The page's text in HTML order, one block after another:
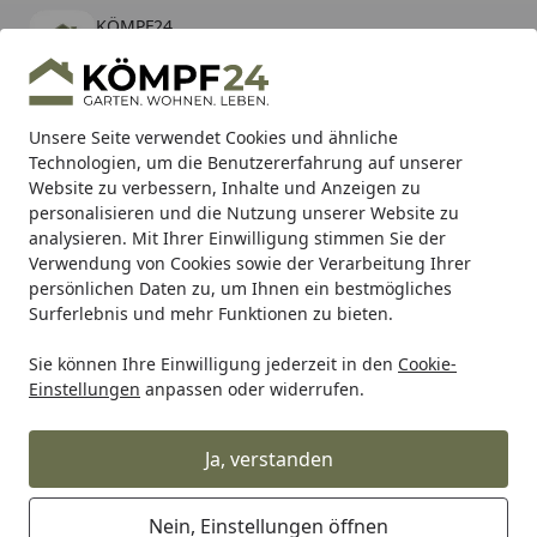
Unsere Seite verwendet Cookies und ähnliche
Technologien, um die Benutzererfahrung auf unserer
Website zu verbessern, Inhalte und Anzeigen zu
personalisieren und die Nutzung unserer Website zu
analysieren. Mit Ihrer Einwilligung stimmen Sie der
Verwendung von Cookies sowie der Verarbeitung Ihrer
persönlichen Daten zu, um Ihnen ein bestmögliches
Surferlebnis und mehr Funktionen zu bieten.
Sie können Ihre Einwilligung jederzeit in den Cookie-
Einstellungen anpassen oder widerrufen.
Ja, verstanden
Nein, Einstellungen öffnen
KÖMPF24
kostenlos - Im App Store
Hotline
Alle Produkte
Mein Konto
Suchen
Karibu Pools inkl. gratis Sandfilteranlage & Pool-
Starterset (Gesamtwert bis 468,99€)
Startseite
Condura Condura Bereifung für Fahrräder Condura
Condura CUYO Reifen 47-622